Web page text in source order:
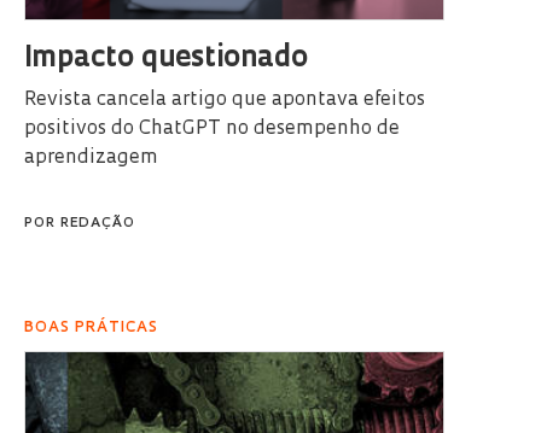
Impacto questionado
Revista cancela artigo que apontava efeitos
positivos do ChatGPT no desempenho de
aprendizagem
POR REDAÇÃO
BOAS PRÁTICAS